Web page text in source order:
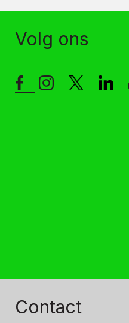
Volg ons
Contact